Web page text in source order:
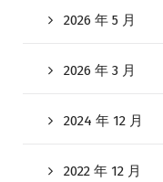
2026 年 5 月
2026 年 3 月
2024 年 12 月
2022 年 12 月